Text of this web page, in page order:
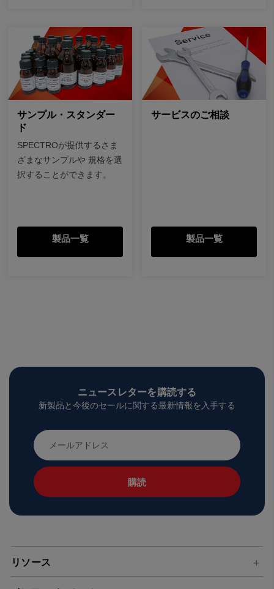
サンプル・スタンダー
ド
SPECTROが提供するさま
ざまなサンプルや 規格を選
択することができます。
製品一覧
サービスのご相談
製品一覧
ニュースレターを購読する
新製品と今後のセールに関する最新情報を入手する
メ
ー
ル
ア
ド
リソース